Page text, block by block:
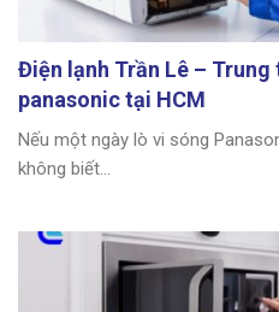
Điện lạnh Trần Lê –
panasonic tại HCM
Nếu một ngày lò vi sóng
không biết...